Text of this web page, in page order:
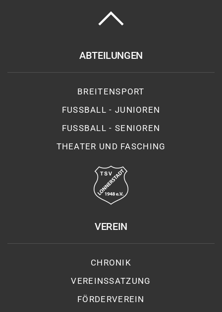
ABTEILUNGEN
BREITENSPORT
FUSSBALL - JUNIOREN
FUSSBALL - SENIOREN
THEATER UND FASCHING
VEREIN
CHRONIK
VEREINSSATZUNG
FÖRDERVEREIN